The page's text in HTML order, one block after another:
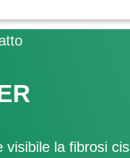
visibile la fibrosi